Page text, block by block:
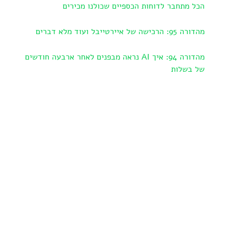
הכל מתחבר לדוחות הכספיים שכולנו מכירים
מהדורה 95: הרכישה של איירטייבל ועוד מלא דברים
מהדורה 94: איך AI נראה מבפנים לאחר ארבעה חודשים
של בשלות